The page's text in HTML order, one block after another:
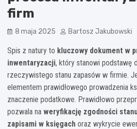
firm
8 maja 2025 Bartosz Jakubowski
Spis z natury to kluczowy dokument w
inwentaryzacji, który stanowi podstawę
rzeczywistego stanu zapasów w firmie.
elementem prawidłowego prowadzenia
znaczenie podatkowe. Prawidłowo
pozwala na weryfikację zgodności
zapisami w księgach oraz wykrycie